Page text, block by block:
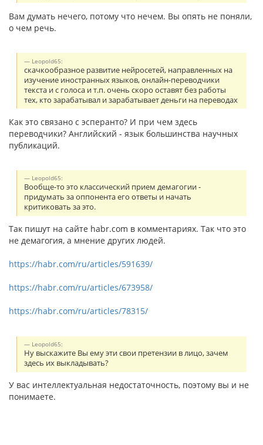
Вам думать нечего, потому что нечем. Вы опять не поняли,
о чем речь.
Leopold65:
скачкообразное развитие нейросетей, направленных на
изучение иностранных языков, онлайн-переводчики
текста и с голоса и т.п. очень скоро оставят без работы
тех, кто зарабатывал и зарабатывает деньги на переводах
Как это связано с эсперанто? И при чем здесь
переводчики? Английский - язык большинства научных
публикаций.
Leopold65:
Вообще-то это классический прием демагогии -
придумать за оппонента его ответы и начать
критиковать за это.
Так пишут на сайте habr.com в комментариях. Так что это
не демагогия, а мнение других людей.
https://habr.com/ru/articles/591639/
https://habr.com/ru/articles/673958/
https://habr.com/ru/articles/78315/
Leopold65:
Ну выскажите Вы ему эти свои претензии в лицо, зачем
здесь их выкладывать?
У вас интеллектуальная недостаточность, поэтому вы и не
понимаете.